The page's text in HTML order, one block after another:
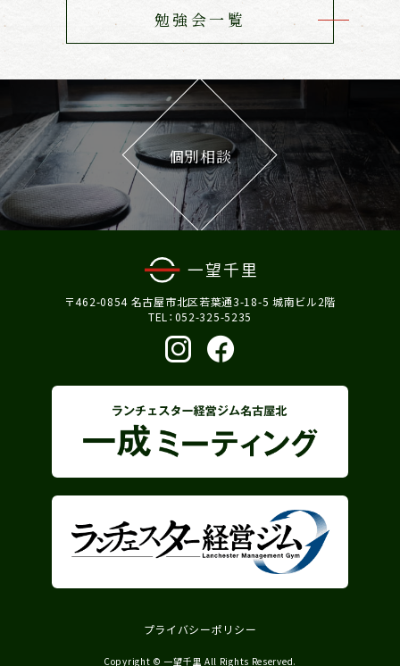
勉強会一覧
個別相談
〒462-0854 名古屋市北区若葉通3-18-5 城南ビル2階
TEL：052-325-5235
プライバシーポリシー
Copyright © 一望千里 All Rights Reserved.